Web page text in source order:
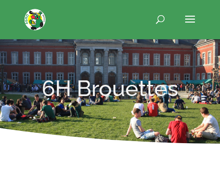
6H Brouettes